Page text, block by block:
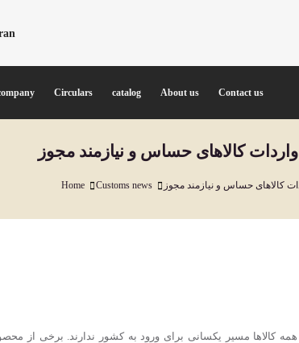
Circulars catalog About us Contact us
کالاهای حساس و نیازمند مجوز
Home Customs news کالاهای حساس و نیازمند مجوز
همه کالاها مسیر یکسانی برای ورود به کشور ندارند. برخی از